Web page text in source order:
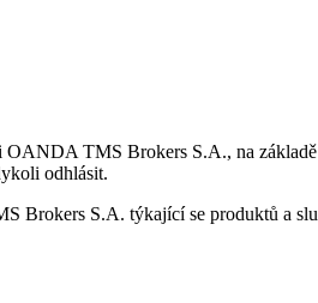
TMS Brokers S.A., na
odhlásit.
Brokers S.A. týkající se produktů a